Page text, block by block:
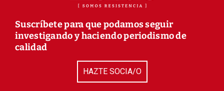
Suscríbete para que podamos seguir
investigando y haciendo periodismo de
calidad
HAZTE SOCIA/O